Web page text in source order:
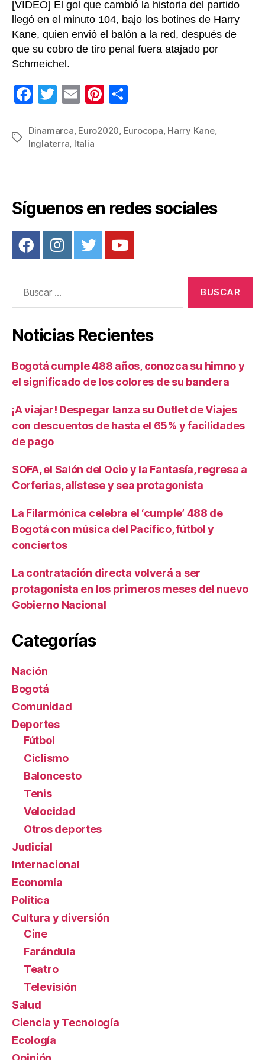
[VIDEO] El gol que cambió la historia del partido
llegó en el minuto 104, bajo los botines de Harry
Kane, quien envió el balón a la red, después de
que su cobro de tiro penal fuera atajado por
Schmeichel.
F
c
e
o
k
T
tt
er
E
ail
Pi
er m
Etiquetas
Dinamarca, Euro2020, Eurocopa, Harry Kane,
Inglaterra, Italia
Síguenos en redes sociales
Noticias Recientes
Bogotá cumple 488 años, conozca su himno y
el significado de los colores de su bandera
¡A viajar! Despegar lanza su Outlet de Viajes
con descuentos de hasta el 65% y facilidades
de pago
SOFA, el Salón del Ocio y la Fantasía, regresa a
Corferias, alístese y sea protagonista
La Filarmónica celebra el ‘cumple’ 488 de
Bogotá con música del Pacífico, fútbol y
conciertos
La contratación directa volverá a ser
protagonista en los primeros meses del nuevo
Gobierno Nacional
Categorías
Nación
Bogotá
Comunidad
Deportes
Fútbol
Ciclismo
Baloncesto
Tenis
Velocidad
Otros deportes
Judicial
Internacional
Economía
Política
Cultura y diversión
Cine
Farándula
Teatro
Televisión
Salud
Ciencia y Tecnología
Ecología